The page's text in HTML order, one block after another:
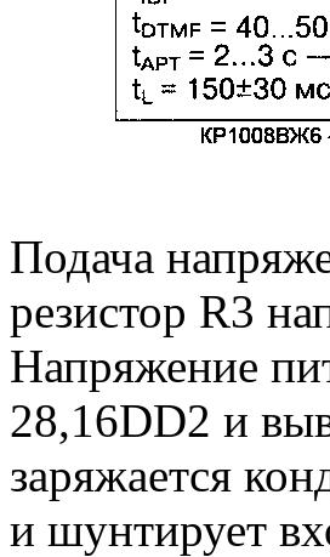
Подача
резистор R3
Напряжение
28,16DD2 и
заряжается
и шунтирует